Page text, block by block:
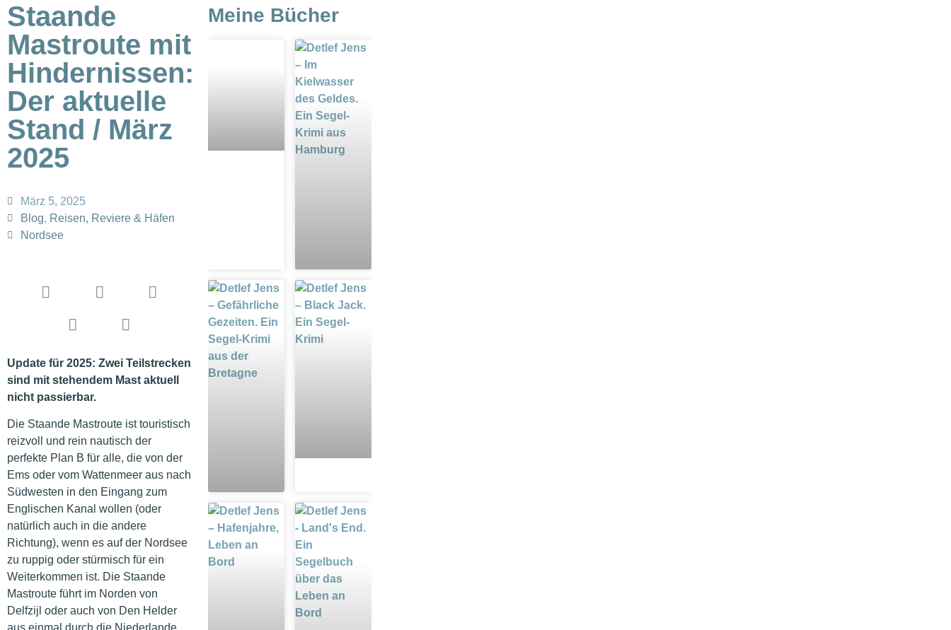
Staande
Mastroute mit
Hindernissen:
Der aktuelle
Stand / März
2025
März 5, 2025
Blog, Reisen, Reviere & Häfen
Nordsee
Update für 2025: Zwei Teilstrecken
sind mit stehendem Mast aktuell
nicht passierbar.
Die Staande Mastroute ist touristisch
reizvoll und rein nautisch der
perfekte Plan B für alle, die von der
Ems oder vom Wattenmeer aus nach
Südwesten in den Eingang zum
Englischen Kanal wollen (oder
natürlich auch in die andere
Richtung), wenn es auf der Nordsee
zu ruppig oder stürmisch für ein
Weiterkommen ist. Die Staande
Mastroute führt im Norden von
Delfzijl oder auch von Den Helder
Meine Bücher